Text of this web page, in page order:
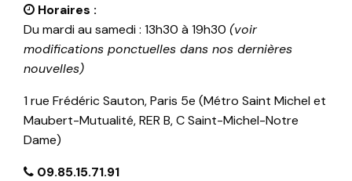
Horaires :
Du mardi au samedi : 13h30 à 19h30 (voir
modifications ponctuelles dans nos dernières
nouvelles)
1 rue Frédéric Sauton, Paris 5e (Métro Saint Michel et
Maubert-Mutualité, RER B, C Saint-Michel-Notre
Dame)
09.85.15.71.91